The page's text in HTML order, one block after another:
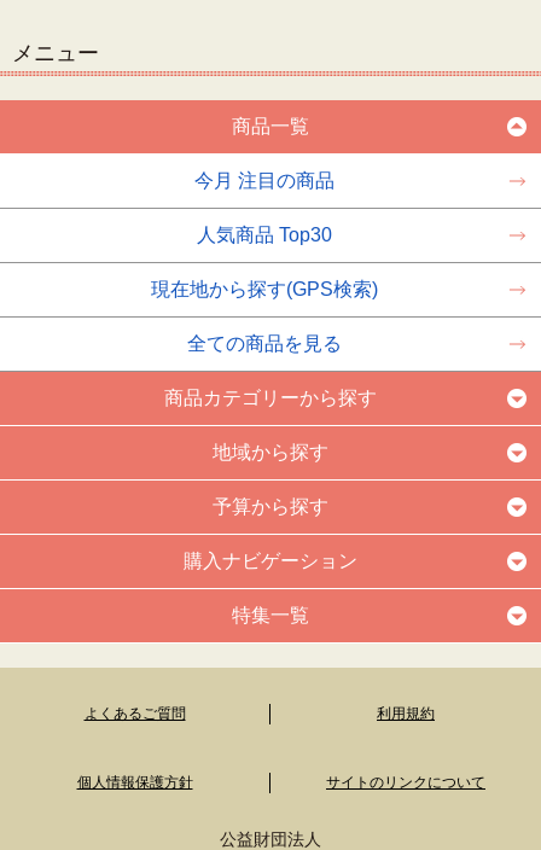
メニュー
商品一覧
今月 注目の商品
人気商品 Top30
現在地から探す(GPS検索)
全ての商品を見る
商品カテゴリーから探す
地域から探す
予算から探す
購入ナビゲーション
特集一覧
よくあるご質問 利用規約
個人情報保護方針 サイトのリンクについて
公益財団法人